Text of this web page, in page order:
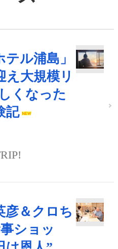
ル浦島」
え大規模リ
くなった
記
彦＆クロち
ショッ